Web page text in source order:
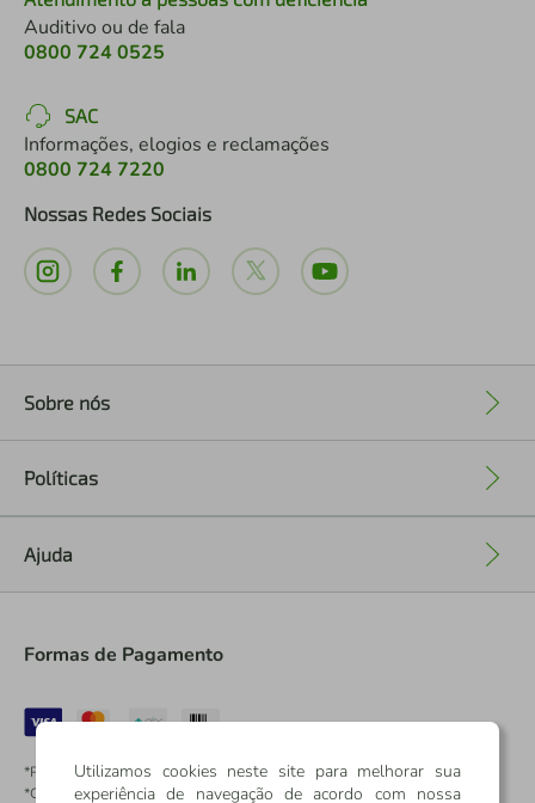
Auditivo ou de fala
0800 724 0525
SAC
Informações, elogios e reclamações
0800 724 7220
Nossas Redes Sociais
Sobre nós
Políticas
Ajuda
Formas de Pagamento
*Pontos dos Cartões Sicredi
*Cartões Sicredi
Utilizamos cookies neste site para melhorar sua
experiência de navegação de acordo com nossa